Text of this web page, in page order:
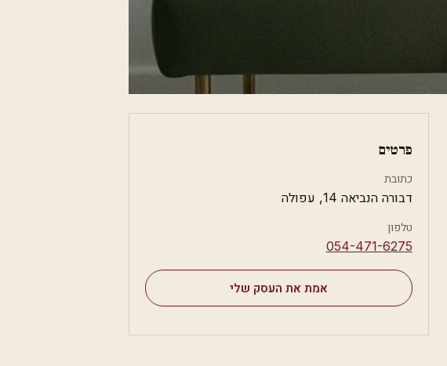
פרטים
כתובת
דבורה הנביאה 14, עפולה
טלפון
⁦054-471-6275⁩
אמת את העסק שלי